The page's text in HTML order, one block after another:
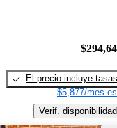
El precio incluye tasas
$5,877/mes
Verif. disponibilidad